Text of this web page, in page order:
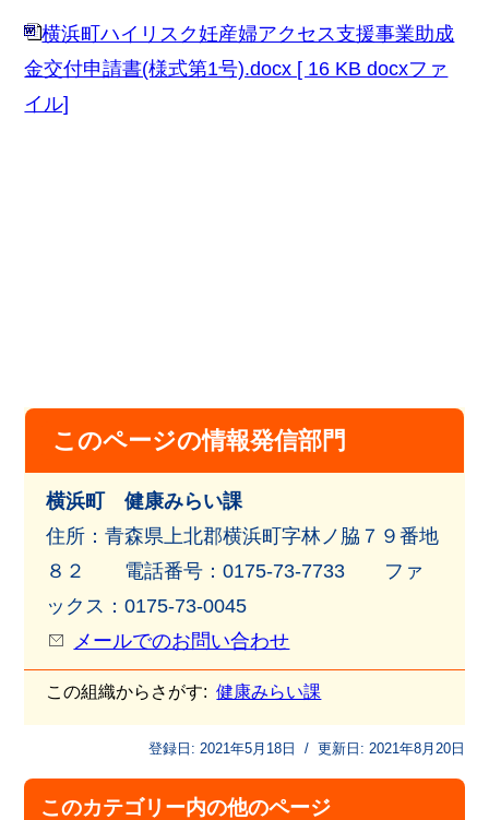
横浜町ハイリスク妊産婦アクセス支援事業助成
金交付申請書(様式第1号).docx [ 16 KB docxファ
イル]
このページの情報発信部門
横浜町 健康みらい課
住所：青森県上北郡横浜町字林ノ脇７９番地
８２ 電話番号：0175-73-7733 ファ
ックス：0175-73-0045
メールでのお問い合わせ
この組織からさがす:健康みらい課
登録日: 2021年5月18日 / 更新日: 2021年8月20日
このカテゴリー内の他のページ